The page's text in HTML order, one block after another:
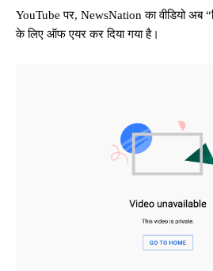
YouTube पर, NewsNation का वीडियो
के लिए ऑफ एयर कर दिया गया है।